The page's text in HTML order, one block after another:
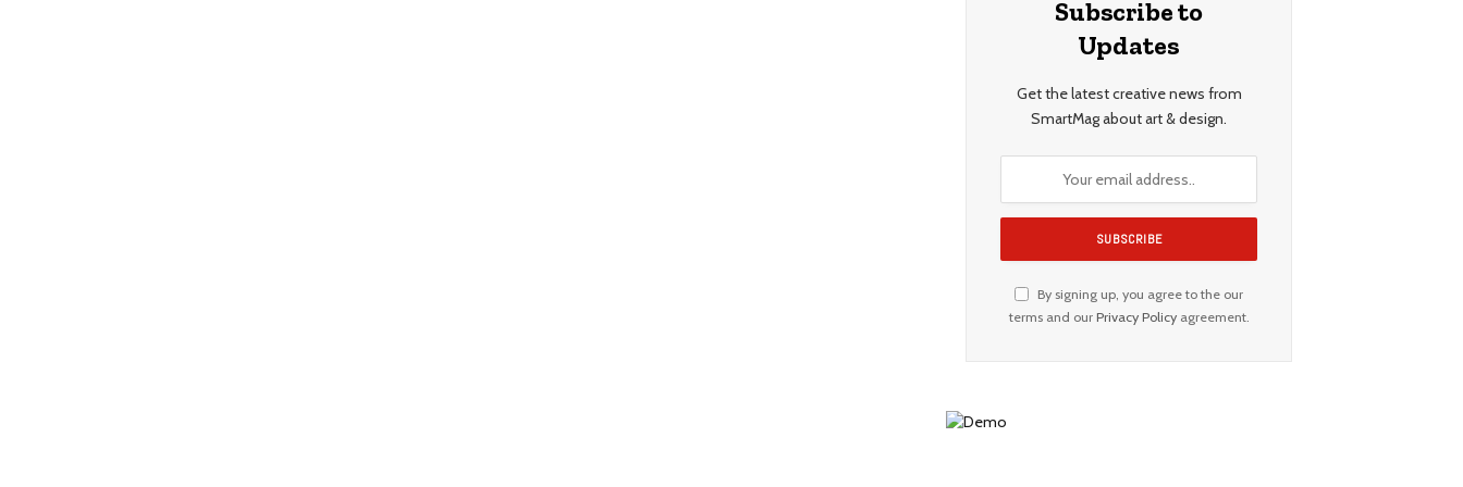
Subscribe to
Updates
Get the latest creative news from
SmartMag about art & design.
By signing up, you agree to the our
terms and our Privacy Policyagreement.